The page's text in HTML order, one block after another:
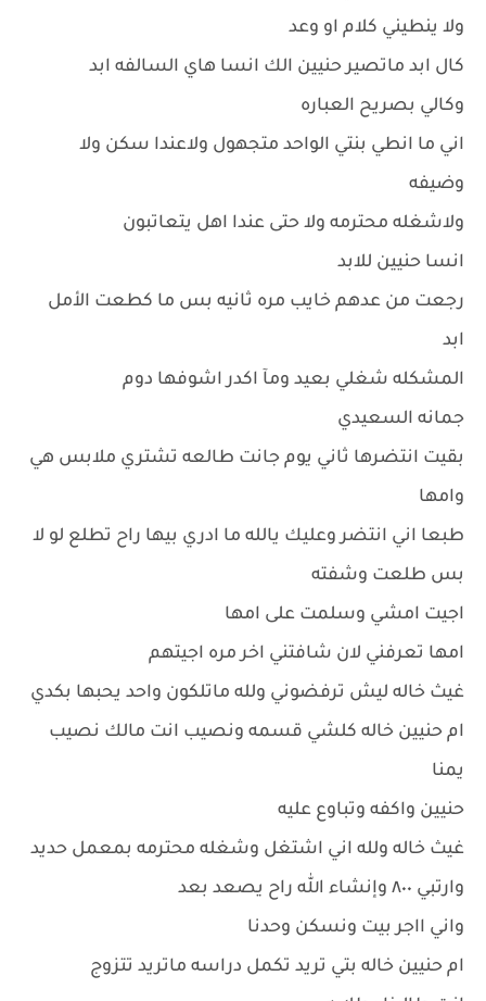
ولا ينطيني كلام او وعد
كال ابد ماتصير حنيين الك انسا هاي السالفه ابد
وكالي بصريح العباره
اني ما انطي بنتي الواحد متجهول ولاعندا سكن ولا
وضيفه
ولاشغله محترمه ولا حتى عندا اهل يتعاتبون
انسا حنيين للابد
رجعت من عدهم خايب مره ثانيه بس ما كطعت الأمل
ابد
المشكله شغلي بعيد ومآ اكدر اشوفها دوم
جمانه السعيدي
بقيت انتضرها ثاني يوم جانت طالعه تشتري ملابس هي
وامها
طبعا اني انتضر وعليك يالله ما ادري بيها راح تطلع لو لا
بس طلعت وشفته
اجيت امشي وسلمت على امها
امها تعرفني لان شافتني اخر مره اجيتهم
غيث خاله ليش ترفضوني ولله ماتلكون واحد يحبها بكدي
ام حنيين خاله كلشي قسمه ونصيب انت مالك نصيب
يمنا
حنيين واكفه وتباوع عليه
غيث خاله ولله اني اشتغل وشغله محترمه بمعمل حديد
وارتبي ٨٠٠ وإنشاء الله راح يصعد بعد
واني ااجر بيت ونسكن وحدنا
ام حنيين خاله بتي تريد تكمل دراسه ماتريد تتزوج